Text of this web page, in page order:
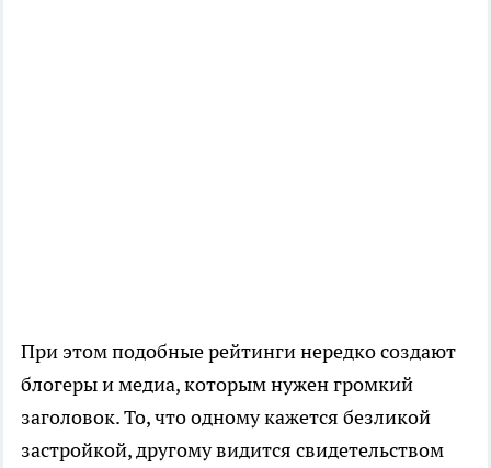
При этом подобные рейтинги нередко создают
блогеры и медиа, которым нужен громкий
заголовок. То, что одному кажется безликой
застройкой, другому видится свидетельством